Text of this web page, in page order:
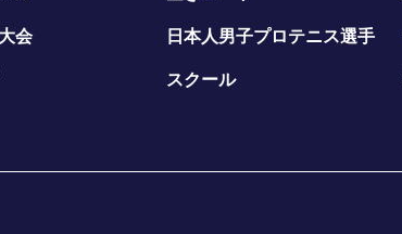
会 日本人男子プロテニス選手
スクール